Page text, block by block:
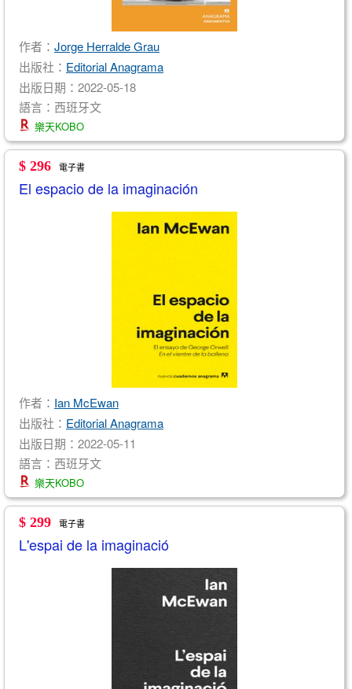
作者： Jorge Herralde Grau
出版社： Editorial Anagrama
出版日期：2022-05-18
語言：西班牙文
樂天KOBO
$ 296 電子書
El espacio de la imaginación
作者： Ian McEwan
出版社： Editorial Anagrama
出版日期：2022-05-11
語言：西班牙文
樂天KOBO
$ 299 電子書
L'espai de la imaginació